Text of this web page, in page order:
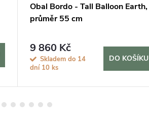
Obal Bordo - Tall Balloon Earth,
průměr 55 cm
9 860 Kč
Skladem do 14
dní 10 ks
DO KOŠÍKU